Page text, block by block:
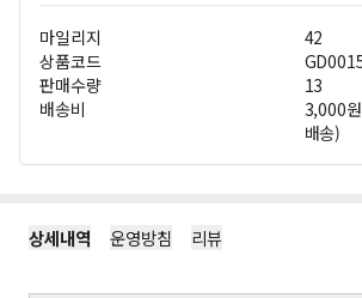
마일리지
42
상품코드
판매수량
13
배송비
3,000
배송)
상세내역 운영방침 리뷰